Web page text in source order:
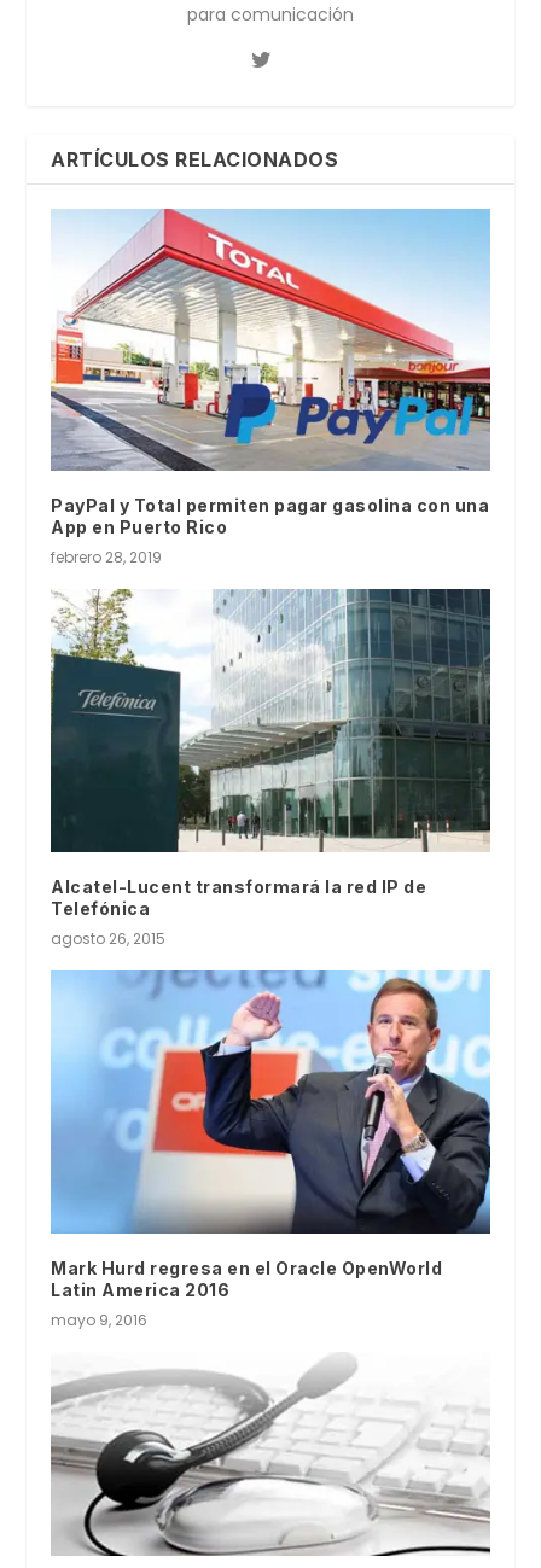
para comunicación
ARTÍCULOS RELACIONADOS
PayPal y Total permiten pagar gasolina con una
App en Puerto Rico
febrero 28, 2019
Alcatel-Lucent transformará la red IP de
Telefónica
agosto 26, 2015
Mark Hurd regresa en el Oracle OpenWorld
Latin America 2016
mayo 9, 2016